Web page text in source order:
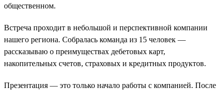
общественном.
Встреча проходит в небольшой и перспективной компании
нашего региона. Собралась команда из 15 человек —
рассказываю о преимуществах дебетовых карт,
накопительных счетов, страховых и кредитных продуктов.
Презентация — это только начало работы с компанией. После